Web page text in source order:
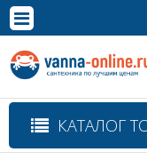
Полная версия сайта
КАТАЛОГ